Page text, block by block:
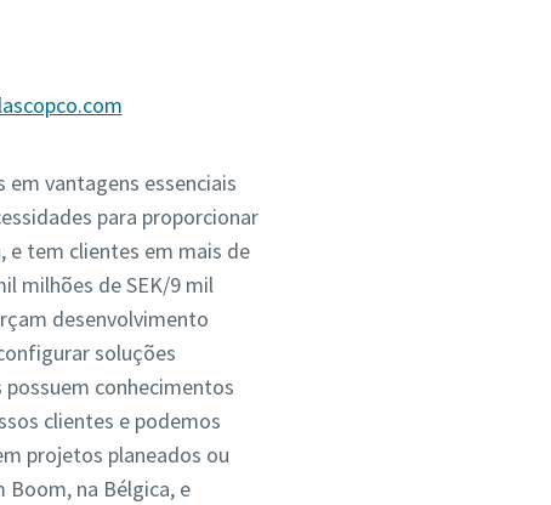
vantagens essenciais
para proporcionar
e tem clientes em mais de
milhões de SEK/9 mil
desenvolvimento
soluções
conhecimentos
clientes e podemos
projetos planeados ou
Boom, na Bélgica, e